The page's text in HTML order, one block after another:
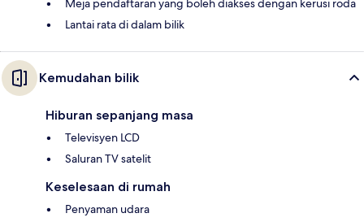
Meja pendaftaran yang boleh diakses dengan kerusi roda
Lantai rata di dalam bilik
Kemudahan bilik
Hiburan sepanjang masa
Televisyen LCD
Saluran TV satelit
Keselesaan di rumah
Penyaman udara